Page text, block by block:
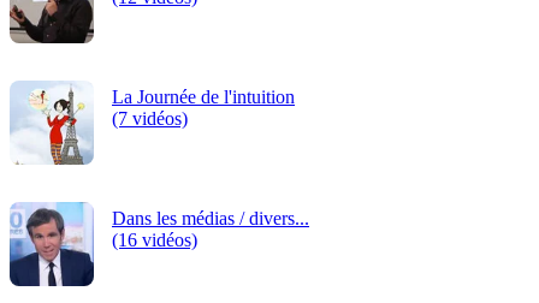
La Journée de l'intuition
(7 vidéos)
Dans les médias / divers...
(16 vidéos)